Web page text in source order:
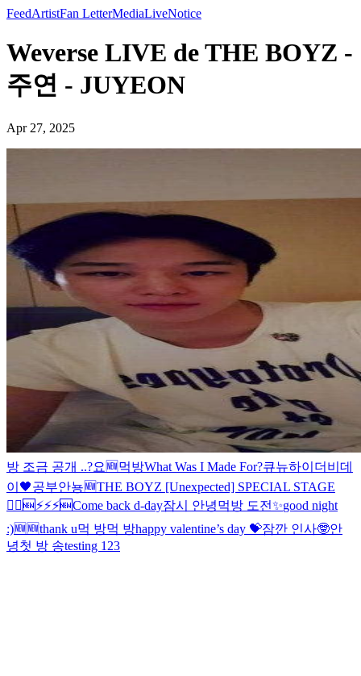
FeedArtistFan LetterMediaLiveNotice
Weverse LIVE de THE BOYZ -
주연 - JUYEON
Apr 27, 2025
방 조금 공개 ..?요 🆕먹방What Was I Made For?큐뉴하이 더비데
이🖤공부안뇽🆕THE BOYZ [Unexpected] SPECIAL STAGE
🏃‍♂️🆕 ⚡️⚡️⚡️🆕Come back d-day잠시 안녕먹방 도전✨good night
:)🆕 🆕thank u먹 방먹 방happy valentine’s day 💝잠깐 인사🤓안
녕첫 방 송testing 123